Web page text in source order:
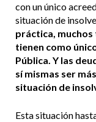
con un único
situación de
práctica,
tienen como
Pública. Y las
sí mismas ser
situación de
Esta situación